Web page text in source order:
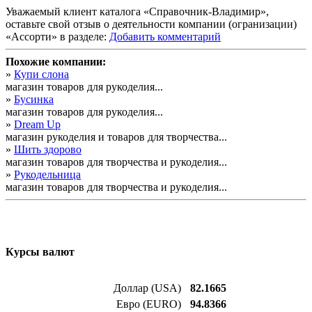
Уважаемый клиент каталога «Справочник-Владимир»,
оставьте свой отзыв о деятельности компании (огранизации)
«Ассорти» в разделе: Добавить комментарий
Похожие компании:
» Купи слона
магазин товаров для рукоделия...
» Бусинка
магазин товаров для рукоделия...
» Dream Up
магазин рукоделия и товаров для творчества...
» Шить здорово
магазин товаров для творчества и рукоделия...
» Рукодельница
магазин товаров для творчества и рукоделия...
Курсы валют
Доллар (USA)
82.1665
Евро (EURO)
94.8366